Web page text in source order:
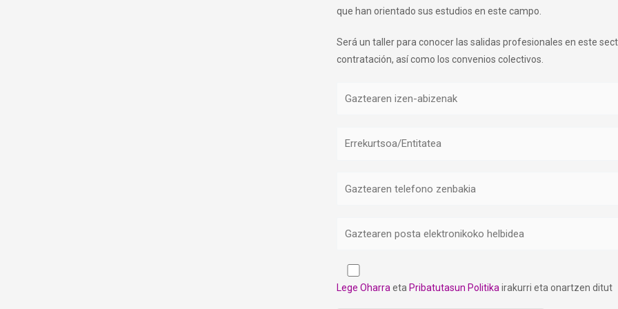
que han orientado sus estudios en este campo.
Será un taller para conocer las salidas profesionales en este
contratación, así como los convenios colectivos.
Lege Oharra eta Pribatutasun Politika irakurri eta onartzen ditut